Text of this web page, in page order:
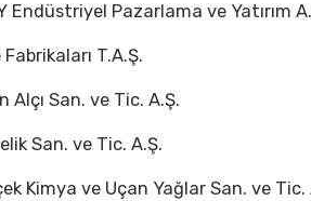
Endüstriyel Pazarlama ve Yatırım
Fabrikaları T.A.Ş.
Alçı San. ve Tic. A.Ş.
San. ve Tic. A.Ş.
Kimya ve Uçan Yağlar San. ve Tic.